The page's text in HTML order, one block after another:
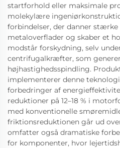
startforhold eller maksimale
molekylære
forbindelser, der danner
metaloverflader og skaber et
modstår forskydning, selv
centrifugalkræfter, som
højhastighedsspindling.
implementerer denne
forbedringer af
reduktioner på 12–18 % i
med konventionelle
friktionsreduktionen går ud
omfatter også dramatiske
for komponenter, hvor